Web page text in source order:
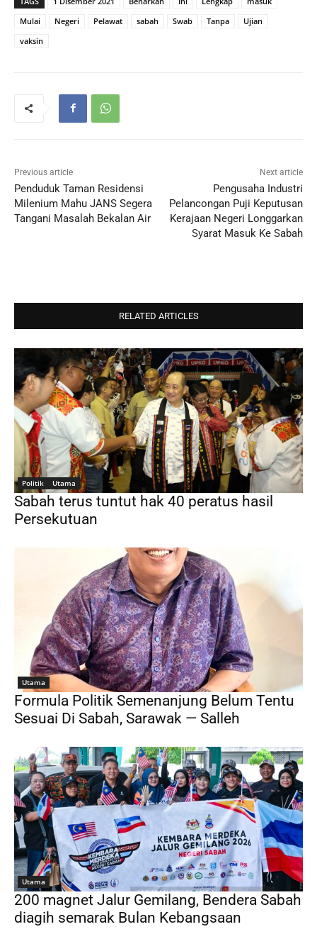
Mulai
Negeri Pelawat sabah Swab Tanpa
Ujian
vaksin
Previous article
Penduduk Taman Residensi
Milenium Mahu JANS Segera
Tangani Masalah Bekalan Air
Next article
Pengusaha Industri
Pelancongan Puji Keputusan
Kerajaan Negeri Longgarkan
Syarat Masuk Ke Sabah
RELATED ARTICLES
Politik Utama
Sabah terus tuntut hak 40 peratus hasil
Persekutuan
Utama
Formula Politik Semenanjung Belum Tentu
Sesuai Di Sabah, Sarawak — Salleh
Utama
200 magnet Jalur Gemilang, Bendera Sabah
diagih semarak Bulan Kebangsaan